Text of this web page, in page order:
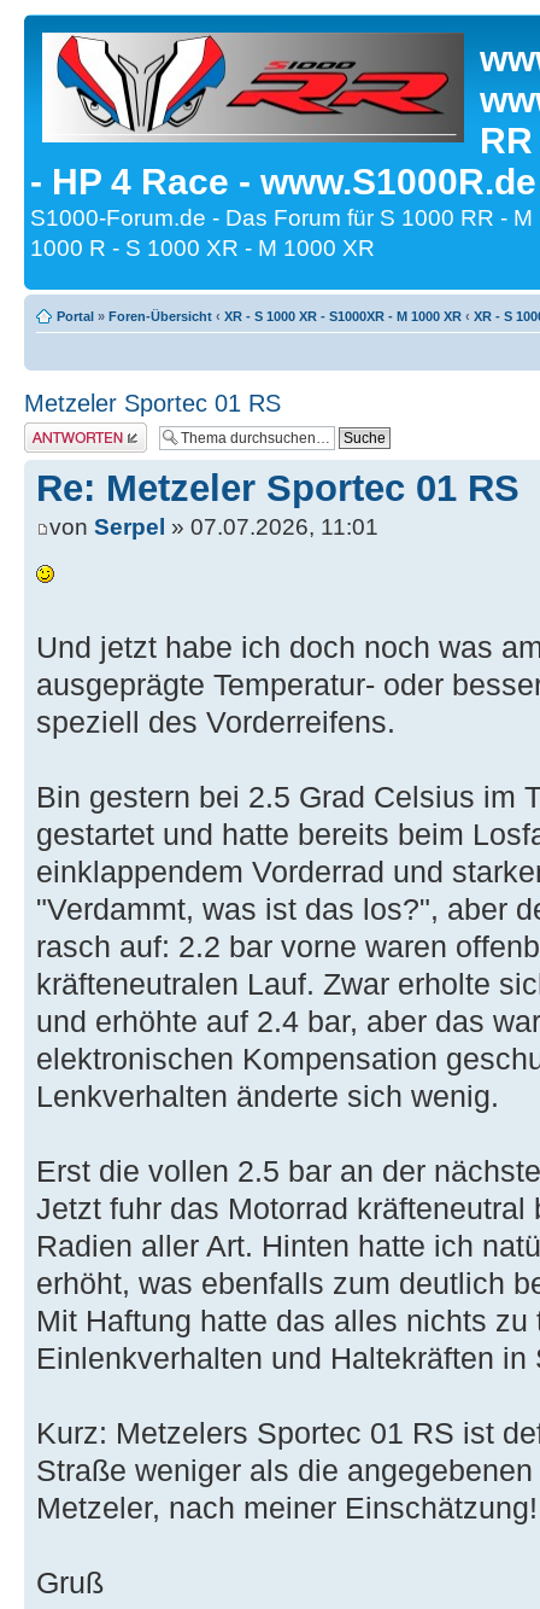
- HP 4 Race -
S1000-Forum.de - Das Forum für S 1000 RR -
1000 R - S 1000 XR - M 1000 XR
Portal » Foren-Übersicht ‹ XR - S 1000 XR - S1000XR - M 1000 XR ‹ XR - S
Metzeler Sportec 01 RS
Antwort erstellen
Re: Metzeler Sportec 01 RS
von Serpel » 07.07.2026, 11:01
Und jetzt habe ich doch noch was
ausgeprägte Temperatur- oder
speziell des Vorderreifens.
Bin gestern bei 2.5 Grad Celsius im
gestartet und hatte bereits beim
einklappendem Vorderrad und
"Verdammt, was ist das los?", aber
rasch auf: 2.2 bar vorne waren
kräfteneutralen Lauf. Zwar erholte
und erhöhte auf 2.4 bar, aber das
elektronischen Kompensation
Lenkverhalten änderte sich wenig.
Erst die vollen 2.5 bar an der
Jetzt fuhr das Motorrad
Radien aller Art. Hinten hatte ich
erhöht, was ebenfalls zum deutlich
Mit Haftung hatte das alles nichts
Einlenkverhalten und Haltekräften in
Kurz: Metzelers Sportec 01 RS ist
Straße weniger als die
Metzeler, nach meiner Einschätzung!
Gruß